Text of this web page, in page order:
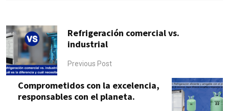
Refrigeración comercial vs.
industrial
Previous Post
Comprometidos con la excelencia,
responsables con el planeta.